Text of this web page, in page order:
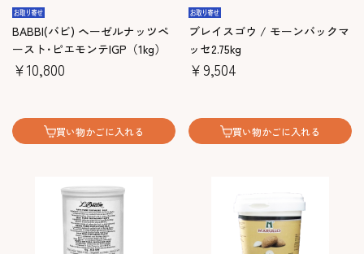
BABBI(バビ) ヘーゼルナッツペ
ースト･ピエモンテIGP（1kg）
￥10,800
買い物かごに入れる
ブレイスゴウ / モーンバックマ
ッセ2.75kg
￥9,504
買い物かごに入れる